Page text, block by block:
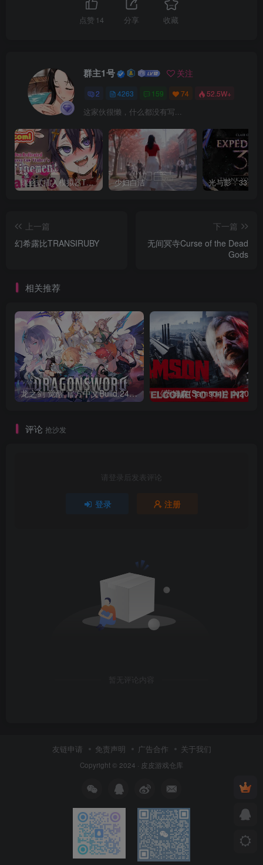
点赞 14 分享 收藏
群主1号 关注
2 4263 159 74 52.5W+
这家伙很懒，什么都没有写...
螺丝式插入模拟器TMA02 少妇白洁
上一篇
幻希露比TRANSIRUBY
下一篇
无间冥寺Curse of the Dead
Gods
相关推荐
龙之剑 觉醒 官方中文Build.24487183
评论 抢沙发
请登录后发表评论
登录 注册
暂无评论内容
友链申请 免责声明 广告合作 关于我们
Copyright © 2024 · 皮皮游戏仓库